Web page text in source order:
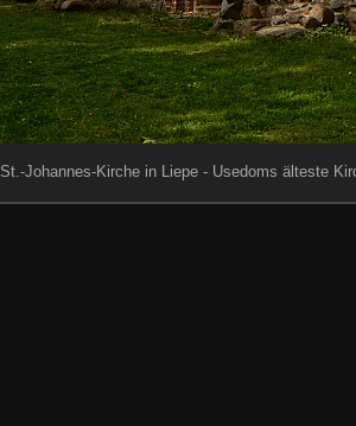
St.-Johannes-Kirche in Liepe - Usedoms älteste